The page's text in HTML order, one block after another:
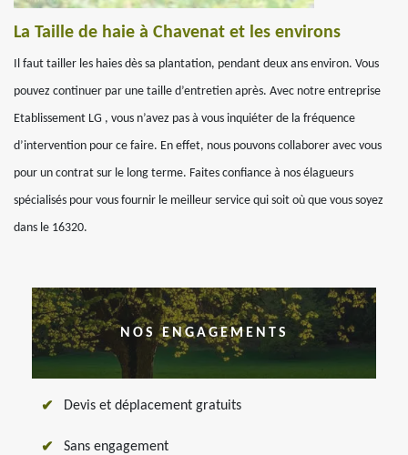
La Taille de haie à Chavenat et les environs
Il faut tailler les haies dès sa plantation, pendant deux ans environ. Vous
pouvez continuer par une taille d’entretien après. Avec notre entreprise
Etablissement LG , vous n’avez pas à vous inquiéter de la fréquence
d’intervention pour ce faire. En effet, nous pouvons collaborer avec vous
pour un contrat sur le long terme. Faites confiance à nos élagueurs
spécialisés pour vous fournir le meilleur service qui soit où que vous soyez
dans le 16320.
NOS ENGAGEMENTS
Devis et déplacement gratuits
Sans engagement